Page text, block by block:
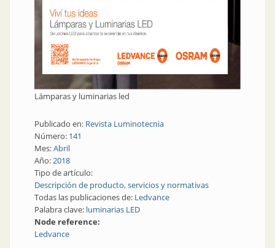
Lámparas y luminarias led
Publicado en: Revista Luminotecnia
Número: 141
Mes:Abril
Año:2018
Tipo de artículo:
Descripción de producto, servicios y normativas
Todas las publicaciones de: Ledvance
Palabra clave: luminarias LED
Node reference:
Ledvance